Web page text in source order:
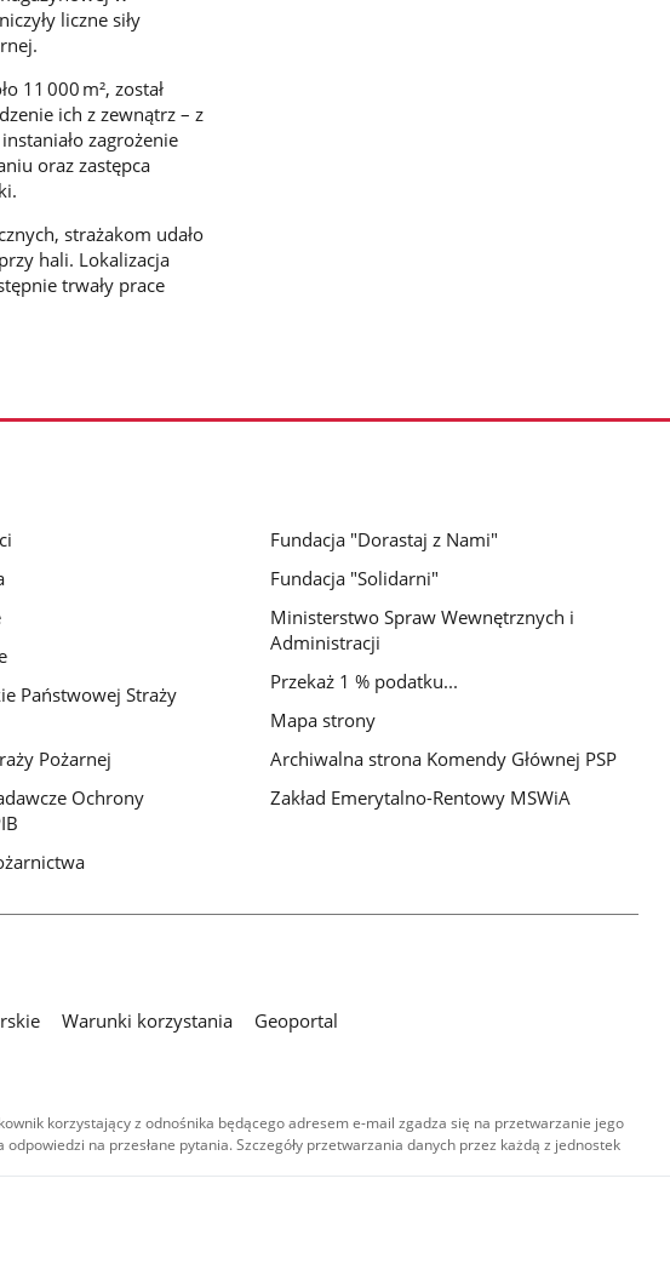
liczne siły
11 000 m², został
ich z zewnątrz – z
zagrożenie
oraz zastępca
strażakom udało
hali. Lokalizacja
trwały prace
Państwowej Straży
Pożarnej
Ochrony
Fundacja "Dorastaj z Nami"
Fundacja "Solidarni"
Ministerstwo Spraw Wewnętrznych i
Administracji
Przekaż 1 % podatku...
Mapa strony
Archiwalna strona Komendy Głównej PSP
Zakład Emerytalno-Rentowy MSWiA
Warunki korzystania
Geoportal
korzystający z odnośnika będącego adresem e-mail zgadza się na przetwarzanie jego
na przesłane pytania. Szczegóły przetwarzania danych przez każdą z jednostek
są
samych
audio i wideo,